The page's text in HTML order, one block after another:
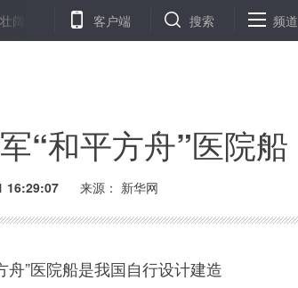
中国情怀 山东出台系列政策稳定猪肉价格
客户端 搜索 频道
“和平方舟”医院船
16:29:07 来源： 新华网
”医院船是我国自行设计建造